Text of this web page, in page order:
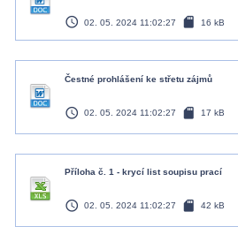
access_time 02. 05. 2024 11:02:27 sd_card 16 kB
Čestné prohlášení ke střetu zájmů
access_time 02. 05. 2024 11:02:27 sd_card 17 kB
Příloha č. 1 - krycí list soupisu prací
access_time 02. 05. 2024 11:02:27 sd_card 42 kB